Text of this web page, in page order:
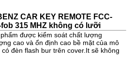
CAR KEY REMOTE FCC-
fob 315 MHZ không có lưỡi
được kiểm soát chất lượng
cao và ổn định cao bề mặt của mô
đèn flash bur trên cover.It sẽ không